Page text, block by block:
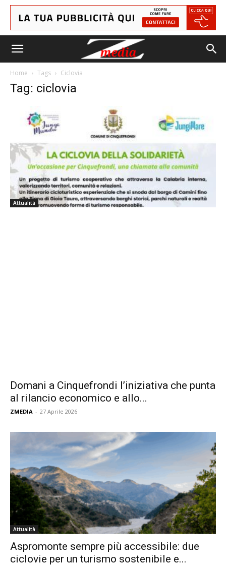
Home Tags Ciclovia
Tag: ciclovia
Attualità
Domani a Cinquefrondi l’iniziativa che punta
al rilancio economico e allo...
ZMEDIA - 27 Aprile 2026
Attualità
Aspromonte sempre più accessibile: due
ciclovie per un turismo sostenibile e...